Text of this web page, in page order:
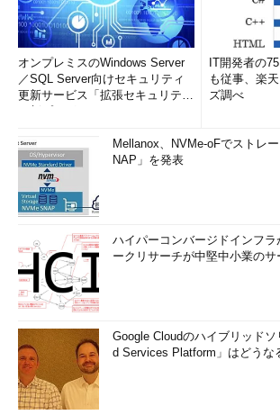
オンプレミスのWindows Server
／SQL Server向けセキュリティ
更新サービス「拡張セキュリティ
IT開発者の
も従事、楽
ズ調べ
Mellanox、NVMe-oFでストレ
NAP」を発表
ハイパーコンバージドインフラ
ークリサーチが中堅中小業の
Google Cloudのハイブリッド
d Services Platform」はどうな